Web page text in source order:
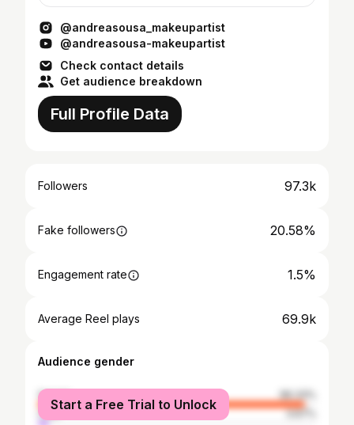
@andreasousa_makeupartist
@andreasousa-makeupartist
Check contact details
Get audience breakdown
Full Profile Data
Followers 97.3k
Fake followers 20.58%
Engagement rate 1.5%
Average Reel plays 69.9k
Audience gender
female
96.33%
male
3.67%
Start a Free Trial to Unlock